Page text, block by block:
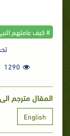
# كيف عاملهم
1290
المقال مترجم
English